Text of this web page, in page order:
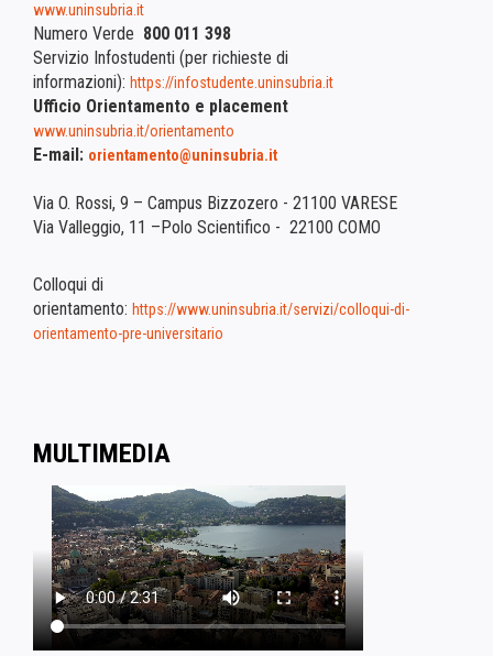
www.uninsubria.it
Numero Verde 800 011 398
Servizio Infostudenti (per richieste di
informazioni): https://infostudente.uninsubria.it
Ufficio Orientamento e placement
www.uninsubria.it/orientamento
E-mail: orientamento@uninsubria.it
Via O. Rossi, 9 – Campus Bizzozero - 21100 VARESE
Via Valleggio, 11 –Polo Scientifico - 22100 COMO
Colloqui di
orientamento: https://www.uninsubria.it/servizi/colloqui-di-
orientamento-pre-universitario
MULTIMEDIA